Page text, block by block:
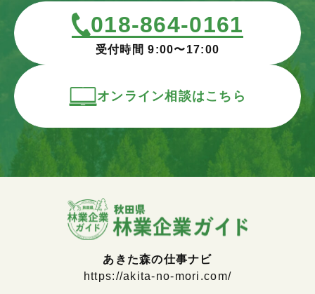
018-864-0161
受付時間 9:00〜17:00
オンライン相談はこちら
あきた森の仕事ナビ
https://akita-no-mori.com/